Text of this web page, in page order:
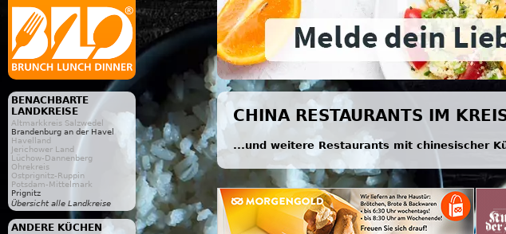
BENACHBARTE
LANDKREISE
Altmarkkreis Salzwedel
Brandenburg an der Havel
Havelland
Jerichower Land
Lüchow-Dannenberg
Ohrekreis
Ostprignitz-Ruppin
Potsdam-Mittelmark
Prignitz
Übersicht alle Landkreise
ANDERE KÜCHEN
CHINA RESTAURANTS IM
...und weitere Restaurants mit chinesischer